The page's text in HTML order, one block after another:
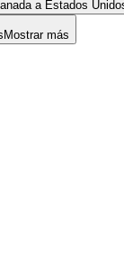
a Estados
Mostrar más